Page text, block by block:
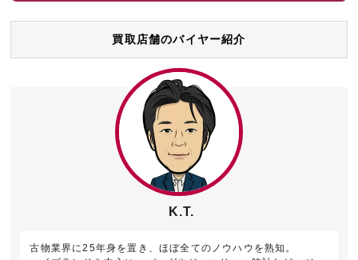
買取店舗のバイヤー紹介
K.T.
古物業界に25年身を置き、ほぼ全てのノウハウを熟知。